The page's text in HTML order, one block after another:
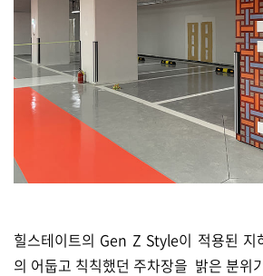
힐스테이트의 Gen Z Style이 적용된 지
의 어둡고 칙칙했던 주차장을 밝은 분위